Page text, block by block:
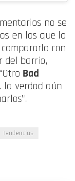
no se
en los que lo
con
del barrio,
Bad
la verdad aún
Tendencias